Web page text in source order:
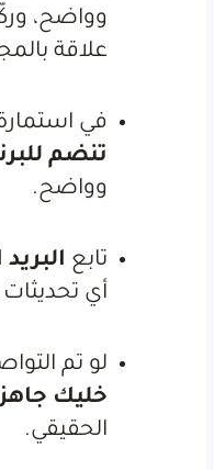
وواضح،
علاقة
في
تنضم
وواضح.
تابع
أي
لو تم
خليك
الحقيقي.